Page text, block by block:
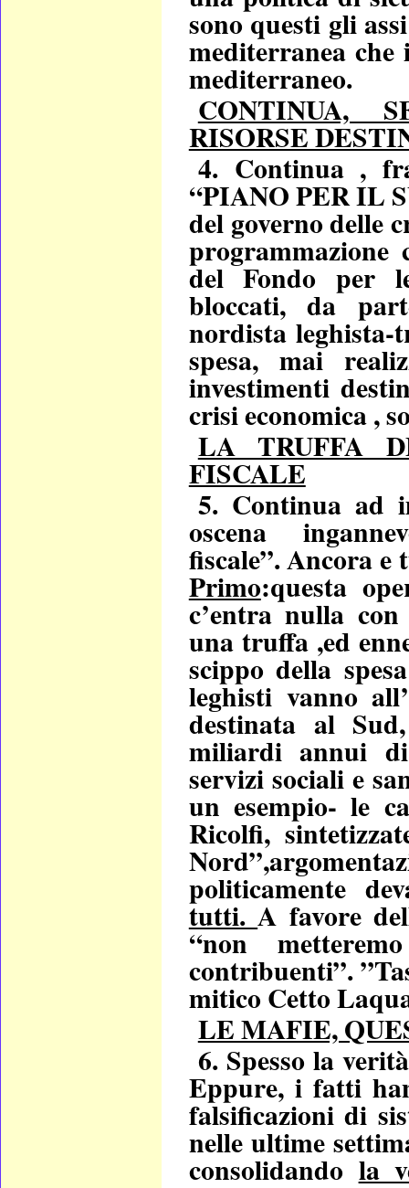
sono questi gli
mediterranea
mediterraneo.
CONTINUA,
RISORSE
4. Continua ,
“PIANO PER IL
del governo delle
del Fondo per
bloccati, da
nordista leghista-
spesa, mai
investimenti
crisi economica ,
LA TRUFFA
FISCALE
5. Continua ad
oscena
fiscale”. Ancora
Primo:questa
c’entra nulla
una truffa ,ed
scippo della
leghisti vanno
destinata al
miliardi annui di
servizi sociali e
un esempio- le
Ricolfi,
politicamente
tutti.A favore
“non
contribuenti”.
mitico Cetto
LE MAFIE,
6. Spesso la
Eppure, i fatti
falsificazioni di
nelle ultime
consolidando la